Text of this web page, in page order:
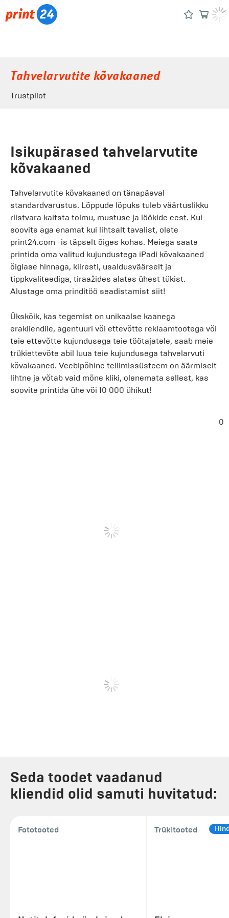
Tahvelarvutite kõvakaaned
Trustpilot
Isikupärased tahvelarvutite
kõvakaaned
Tahvelarvutite kõvakaaned on tänapäeval
standardvarustus. Lõppude lõpuks tuleb väärtuslikku
riistvara kaitsta tolmu, mustuse ja löökide eest. Kui
soovite aga enamat kui lihtsalt tavalist, olete
print24.com -is täpselt õiges kohas. Meiega saate
printida oma valitud kujundustega iPadi kõvakaaned
õiglase hinnaga, kiiresti, usaldusväärselt ja
tippkvaliteediga, tiraažides alates ühest tükist.
Alustage oma prinditöö seadistamist siit!
Ükskõik, kas tegemist on unikaalse kaanega
erakliendile, agentuuri või ettevõtte reklaamtootega või
teie ettevõtte kujundusega teie töötajatele, saab meie
trükiettevõte abil luua teie kujundusega tahvelarvuti
kõvakaaned. Veebipõhine tellimissüsteem on äärmiselt
lihtne ja võtab vaid mõne kliki, olenemata sellest, kas
soovite printida ühe või 10 000 ühikut!
0
Seda toodet vaadanud
kliendid olid samuti huvitatud:
Fototooted Trükitooted